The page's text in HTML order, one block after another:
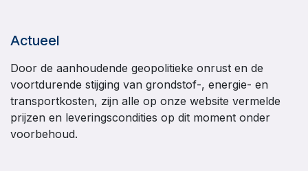
Actueel
Door de aanhoudende geopolitieke onrust en de
voortdurende stijging van grondstof-, energie- en
transportkosten, zijn alle op onze website vermelde
prijzen en leveringscondities op dit moment onder
voorbehoud.